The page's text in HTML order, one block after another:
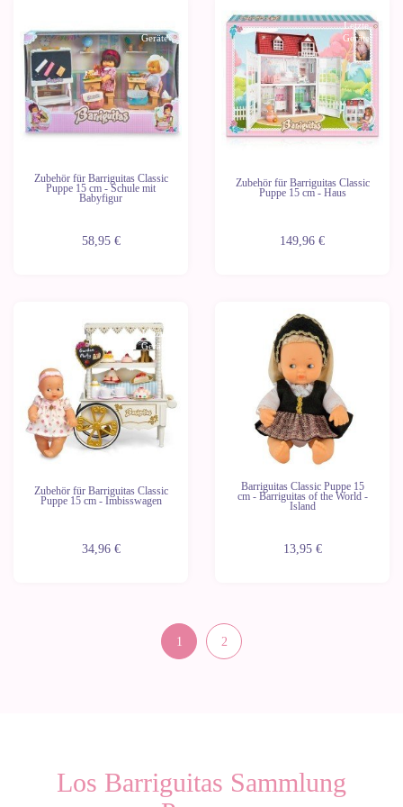
Geräte
Zubehör für Barriguitas Classic
Puppe 15 cm - Schule mit
Babyfigur
58,95 €
Letzte
Geräte
Zubehör für Barriguitas Classic
Puppe 15 cm - Haus
149,96 €
Letzte
Geräte
Zubehör für Barriguitas Classic
Puppe 15 cm - Imbisswagen
34,96 €
Barriguitas Classic Puppe 15
cm - Barriguitas of the World -
Island
13,95 €
1 2
Los Barriguitas Sammlung